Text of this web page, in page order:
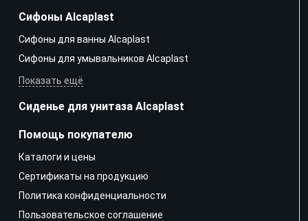
Сифоны Alcaplast
Сифоны для ванны Alcaplast
Сифоны для умывальников Alcaplast
Показать ещё
Сиденье для унитаза Alcaplast
Помощь покупателю
Каталоги и цены
Сертификаты на продукцию
Политика конфиденциальности
Пользовательское соглашение